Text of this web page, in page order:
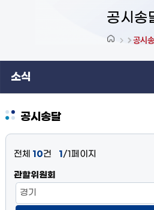
공시송
공시
소식
공시송달
전체 10건 1 /1페이지
관할위원회